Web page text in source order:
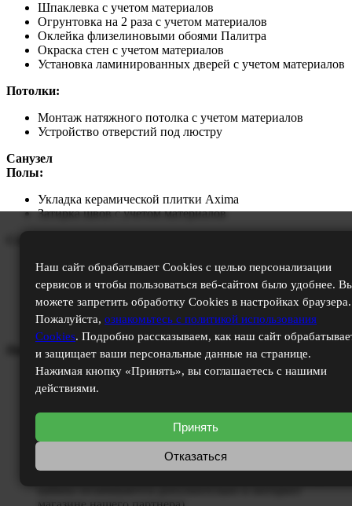
Шпаклевка с учетом материалов
Огрунтовка на 2 раза с учетом материалов
Оклейка флизелиновыми обоями Палитра
Окраска стен с учетом материалов
Установка ламинированных дверей с учетом материалов
Потолки:
Монтаж натяжного потолка с учетом материалов
Устройство отверстий под люстру
Санузел
Полы:
Укладка керамической плитки Axima
Затирка швов с учетом материалов
Устройство коробов из ГКЛ с учетом материалов
Облицовка керамической плиткой La Favola от пола до
потолка полностью
Затирка швов с учетом материалов
Установка ламинированных дверей с учетом материалов
Потолки и сантехника:
Монтаж натяжного потолка с учетом материалов
Установка унитаза (унитаз оплачивается дополнительно
Установка раковины (раковина оплачивается
дополнительно в интернет магазине нашего партнера)
дополнительно в интернет магазине нашего партнера)
кабина оплачиваются дополнительно в интернет
Наш сайт обрабатывает Cookies с целью персонализации
сервисов и чтобы пользоваться веб-сайтом было удобнее.
можете запретить обработку Cookies в настройках браузера.
Пожалуйста, ознакомьтесь с политикой использования
Cookies. Подробно рассказываем, как наш сайт
и защищает ваши персональные данные на странице.
Нажимая кнопку «Принять», вы соглашаетесь с нашими
действиями.
Принять
Отказаться